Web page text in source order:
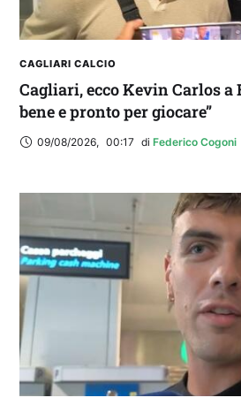
CAGLIARI CALCIO
Cagliari, ecco Kevin Carlos a
bene e pronto per giocare”
09/08/2026, 00:17 di Federico Cogoni